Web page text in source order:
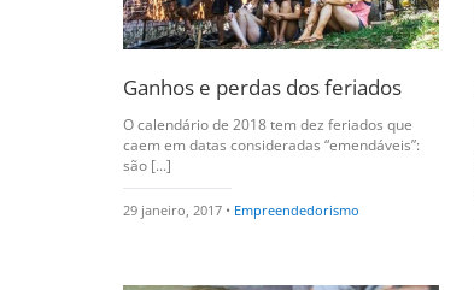
Ganhos e perdas dos feriados
O calendário de 2018 tem dez feriados que
caem em datas consideradas “emendáveis”:
são [...]
29 janeiro, 2017 • Empreendedorismo